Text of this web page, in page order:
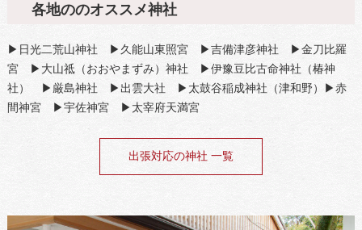
各地ののオススメ神社
▶日光二荒山神社 ▶久能山東照宮 ▶吉備津彦神社 ▶金刀比羅
宮 ▶大山祗（おおやまずみ）神社 ▶伊豫豆比古命神社（椿神
社） ▶厳島神社 ▶出雲大社 ▶太鼓谷稲成神社（津和野）▶赤
間神宮 ▶宇佐神宮 ▶太宰府天満宮
出張対応の神社 一覧